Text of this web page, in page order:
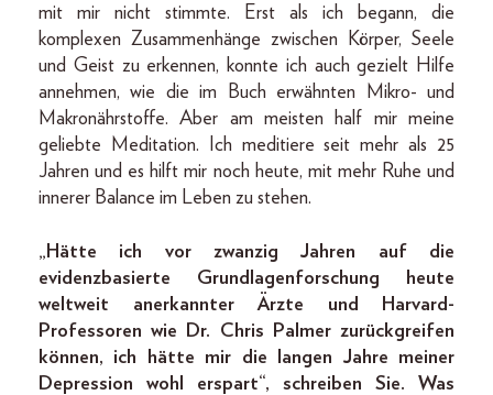
mit mir nicht stimmte. Erst als ich begann, die
komplexen Zusammenhänge zwischen Körper, Seele
und Geist zu erkennen, konnte ich auch gezielt Hilfe
annehmen, wie die im Buch erwähnten Mikro- und
Makronährstoffe. Aber am meisten half mir meine
geliebte Meditation. Ich meditiere seit mehr als 25
Jahren und es hilft mir noch heute, mit mehr Ruhe und
innerer Balance im Leben zu stehen.
„Hätte ich vor zwanzig Jahren auf die
evidenzbasierte Grundlagenforschung heute
weltweit anerkannter Ärzte und Harvard-
Professoren wie Dr. Chris Palmer zurückgreifen
können, ich hätte mir die langen Jahre meiner
Depression wohl erspart“, schreiben Sie. Was